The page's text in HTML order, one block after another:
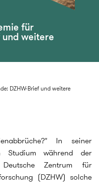
für
weitere
DZHW-Brief und weitere
In seiner
Studium während der
Zentrum für
(DZHW) solche